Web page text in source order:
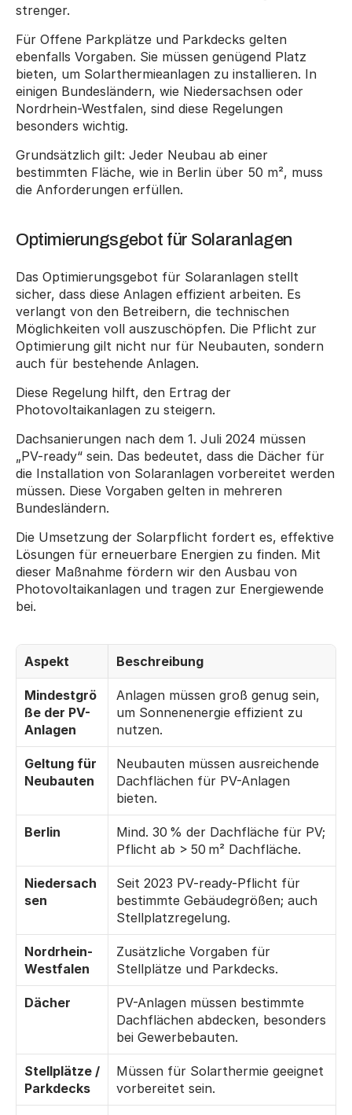
strenger.
Für Offene Parkplätze und Parkdecks gelten
ebenfalls Vorgaben. Sie müssen genügend Platz
bieten, um Solarthermieanlagen zu installieren. In
einigen Bundesländern, wie Niedersachsen oder
Nordrhein-Westfalen, sind diese Regelungen
besonders wichtig.
Grundsätzlich gilt: Jeder Neubau ab einer
bestimmten Fläche, wie in Berlin über 50 m², muss
die Anforderungen erfüllen.
Optimierungsgebot für Solaranlagen
Das Optimierungsgebot für Solaranlagen stellt
sicher, dass diese Anlagen effizient arbeiten. Es
verlangt von den Betreibern, die technischen
Möglichkeiten voll auszuschöpfen. Die Pflicht zur
Optimierung gilt nicht nur für Neubauten, sondern
auch für bestehende Anlagen.
Diese Regelung hilft, den Ertrag der
Photovoltaikanlagen zu steigern.
Dachsanierungen nach dem 1. Juli 2024 müssen
„PV-ready“ sein. Das bedeutet, dass die Dächer für
die Installation von Solaranlagen vorbereitet werden
müssen. Diese Vorgaben gelten in mehreren
Bundesländern.
Die Umsetzung der Solarpflicht fordert es, effektive
Lösungen für erneuerbare Energien zu finden. Mit
dieser Maßnahme fördern wir den Ausbau von
Photovoltaikanlagen und tragen zur Energiewende
bei.
Aspekt Beschreibung
Mindestgrö
ße der PV-
Anlagen
Anlagen müssen groß genug sein,
um Sonnenenergie effizient zu
nutzen.
Geltung für
Neubauten
Neubauten müssen ausreichende
Dachflächen für PV-Anlagen
bieten.
Berlin
Mind. 30 % der Dachfläche für PV;
Pflicht ab > 50 m² Dachfläche.
Niedersach
sen
Seit 2023 PV-ready-Pflicht für
bestimmte Gebäudegrößen; auch
Stellplatzregelung.
Nordrhein-
Westfalen
Zusätzliche Vorgaben für
Stellplätze und Parkdecks.
Dächer
PV-Anlagen müssen bestimmte
Dachflächen abdecken, besonders
bei Gewerbebauten.
Stellplätze /
Parkdecks
Müssen für Solarthermie geeignet
vorbereitet sein.